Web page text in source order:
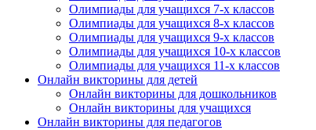
Олимпиады для учащихся 7-х классов
Олимпиады для учащихся 8-х классов
Олимпиады для учащихся 9-х классов
Олимпиады для учащихся 10-х классов
Олимпиады для учащихся 11-х классов
Онлайн викторины для детей
Онлайн викторины для дошкольников
Онлайн викторины для учащихся
Онлайн викторины для педагогов